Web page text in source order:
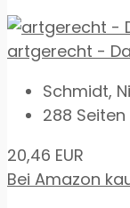
artgerecht -
Schmidt,
288
20,46 EUR
Bei Amazon